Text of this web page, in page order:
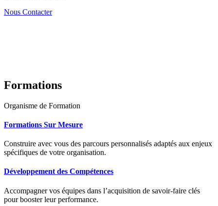
Nous Contacter
Formations
Organisme de Formation
Formations Sur Mesure
Construire avec vous des parcours personnalisés adaptés aux enjeux
spécifiques de votre organisation.
Développement des Compétences
Accompagner vos équipes dans l’acquisition de savoir-faire clés
pour booster leur performance.